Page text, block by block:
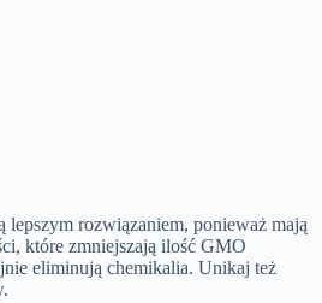
lepszym rozwiązaniem, ponieważ mają
które zmniejszają ilość GMO
eliminują chemikalia. Unikaj też